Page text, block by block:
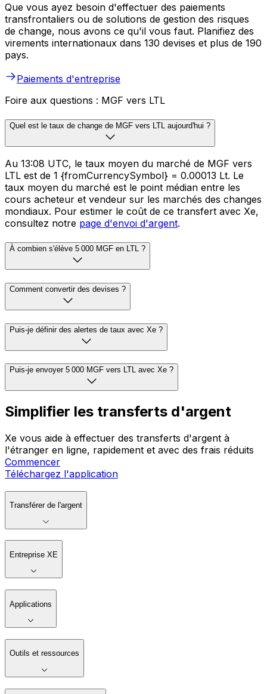
Que vous ayez besoin d'effectuer des paiements
transfrontaliers ou de solutions de gestion des risques
de change, nous avons ce qu'il vous faut. Planifiez des
virements internationaux dans 130 devises et plus de 190
pays.
Paiements d'entreprise
Foire aux questions : MGF vers LTL
Quel est le taux de change de MGF vers LTL aujourd'hui ?
Au 13:08 UTC, le taux moyen du marché de MGF vers
LTL est de 1 {fromCurrencySymbol} = 0.00013 Lt. Le
taux moyen du marché est le point médian entre les
cours acheteur et vendeur sur les marchés des changes
mondiaux. Pour estimer le coût de ce transfert avec Xe,
consultez notre page d'envoi d'argent.
À combien s'élève 5 000 MGF en LTL ?
Comment convertir des devises ?
Puis-je définir des alertes de taux avec Xe ?
Puis-je envoyer 5 000 MGF vers LTL avec Xe ?
Simplifier les transferts d'argent
Xe vous aide à effectuer des transferts d'argent à
l'étranger en ligne, rapidement et avec des frais réduits
Commencer
Téléchargez l'application
Transférer de l'argent
Entreprise XE
Applications
Outils et ressources